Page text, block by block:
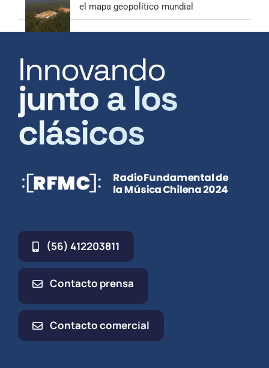
el mapa geopolítico mundial
Innovando
junto a los
clásicos
(56) 412203811
Contacto prensa
Contacto comercial